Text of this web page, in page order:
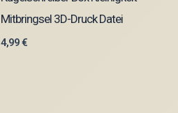
Mitbringsel 3D-Druck Datei
4,99€